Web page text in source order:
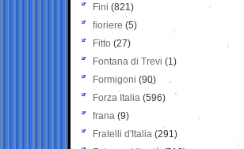
Fini (821)
fioriere (5)
Fitto (27)
Fontana di Trevi (1)
Formigoni (90)
Forza Italia (596)
frana (9)
Fratelli d'Italia (291)